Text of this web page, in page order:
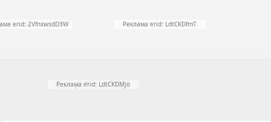
erid: 2VfnxwsdD3W Реклама erid: LdtCKDfmT
Реклама erid: LdtCKDMjo